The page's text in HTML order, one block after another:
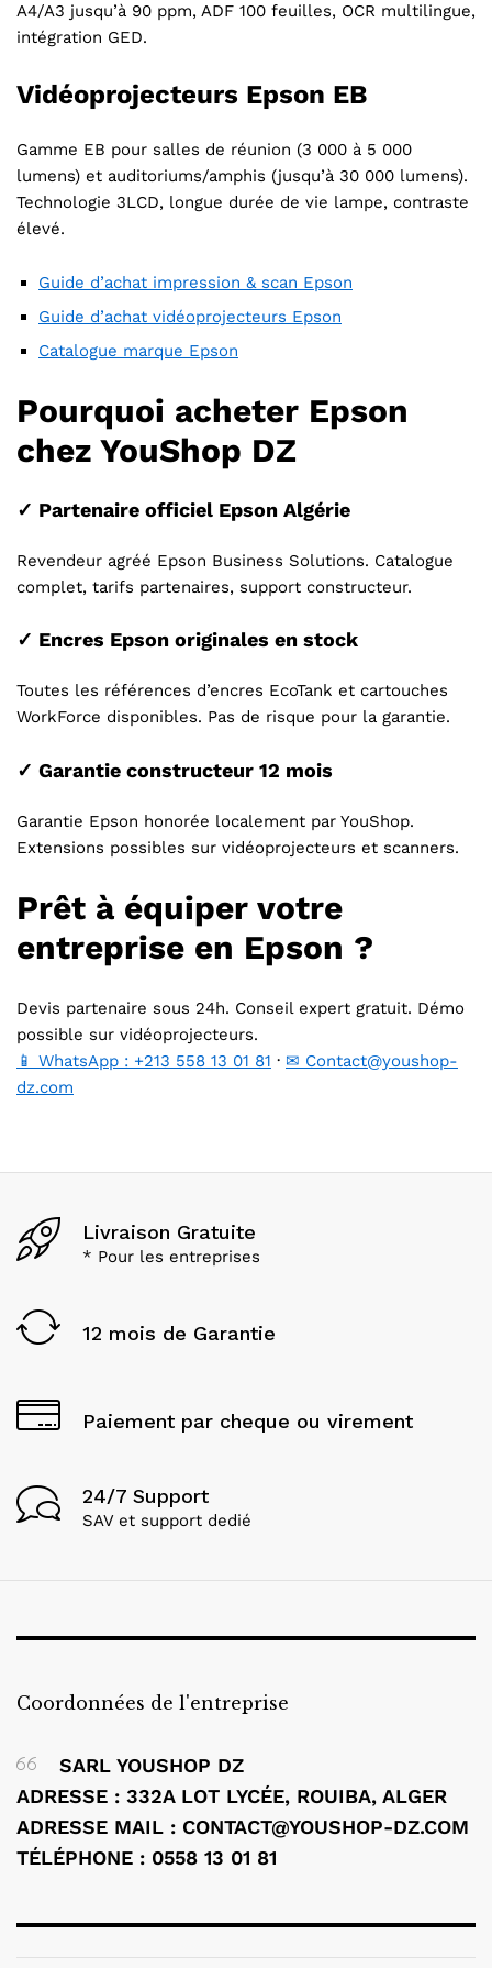
A4/A3 jusqu’à 90 ppm, ADF 100 feuilles, OCR multilingue,
intégration GED.
Vidéoprojecteurs Epson EB
Gamme EB pour salles de réunion (3 000 à 5 000
lumens) et auditoriums/amphis (jusqu’à 30 000 lumens).
Technologie 3LCD, longue durée de vie lampe, contraste
élevé.
Guide d’achat impression & scan Epson
Guide d’achat vidéoprojecteurs Epson
Catalogue marque Epson
Pourquoi acheter Epson
chez YouShop DZ
✓ Partenaire officiel Epson Algérie
Revendeur agréé Epson Business Solutions. Catalogue
complet, tarifs partenaires, support constructeur.
✓ Encres Epson originales en stock
Toutes les références d’encres EcoTank et cartouches
WorkForce disponibles. Pas de risque pour la garantie.
✓ Garantie constructeur 12 mois
Garantie Epson honorée localement par YouShop.
Extensions possibles sur vidéoprojecteurs et scanners.
Prêt à équiper votre
entreprise en Epson ?
Devis partenaire sous 24h. Conseil expert gratuit. Démo
possible sur vidéoprojecteurs.
📱 WhatsApp : +213 558 13 01 81 · ✉ Contact@youshop-
dz.com
Livraison Gratuite
* Pour les entreprises
12 mois de Garantie
Paiement par cheque ou virement
24/7 Support
SAV et support dedié
Coordonnées de l'entreprise
SARL YOUSHOP DZ
ADRESSE : 332A LOT LYCÉE, ROUIBA, ALGER
ADRESSE MAIL : CONTACT@YOUSHOP-DZ.COM
TÉLÉPHONE : 0558 13 01 81